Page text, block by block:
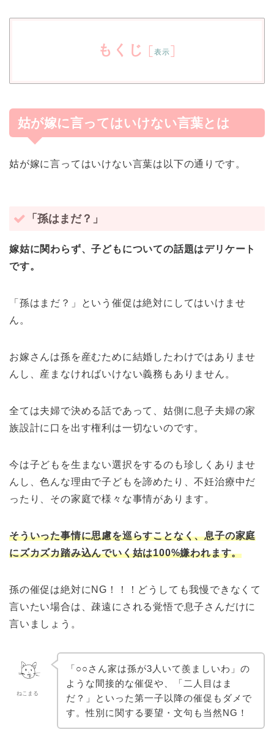
もくじ [表示]
姑が嫁に言ってはいけない言葉とは
姑が嫁に言ってはいけない言葉は以下の通りです。
「孫はまだ？」
嫁姑に関わらず、子どもについての話題はデリケート
です。
「孫はまだ？」という催促は絶対にしてはいけませ
ん。
お嫁さんは孫を産むために結婚したわけではありませ
んし、産まなければいけない義務もありません。
全ては夫婦で決める話であって、姑側に息子夫婦の家
族設計に口を出す権利は一切ないのです。
今は子どもを生まない選択をするのも珍しくありませ
んし、色んな理由で子どもを諦めたり、不妊治療中だ
ったり、その家庭で様々な事情があります。
そういった事情に思慮を巡らすことなく、息子の家庭
にズカズカ踏み込んでいく姑は100%嫌われます。
孫の催促は絶対にNG！！！どうしても我慢できなくて
言いたい場合は、疎遠にされる覚悟で息子さんだけに
言いましょう。
ねこまる
「○○さん家は孫が3人いて羨ましいわ」の
ような間接的な催促や、「二人目はま
だ？」といった第一子以降の催促もダメで
す。性別に関する要望・文句も当然NG！